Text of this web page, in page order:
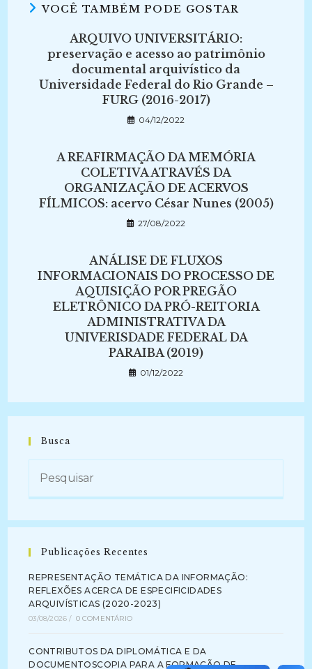
VOCÊ TAMBÉM PODE GOSTAR
ARQUIVO UNIVERSITÁRIO:
preservação e acesso ao patrimônio
documental arquivístico da
Universidade Federal do Rio Grande –
FURG (2016-2017)
04/12/2022
A REAFIRMAÇÃO DA MEMÓRIA
COLETIVA ATRAVÉS DA
ORGANIZAÇÃO DE ACERVOS
FÍLMICOS: acervo César Nunes (2005)
27/08/2022
ANÁLISE DE FLUXOS
INFORMACIONAIS DO PROCESSO DE
AQUISIÇÃO POR PREGÃO
ELETRÔNICO DA PRÓ-REITORIA
ADMINISTRATIVA DA
UNIVERISDADE FEDERAL DA
PARAIBA (2019)
01/12/2022
Busca
Publicações Recentes
REPRESENTAÇÃO TEMÁTICA DA INFORMAÇÃO:
REFLEXÕES ACERCA DE ESPECIFICIDADES
ARQUIVÍSTICAS (2020-2023)
03/08/2026 / 0 COMENTÁRIO
CONTRIBUTOS DA DIPLOMÁTICA E DA
DOCUMENTOSCOPIA PARA A FORMAÇÃO DE